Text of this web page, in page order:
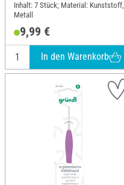
Inhalt: 7 Stück; Material: Kunststoff,
Metall
9,99 €
In den Warenkorb